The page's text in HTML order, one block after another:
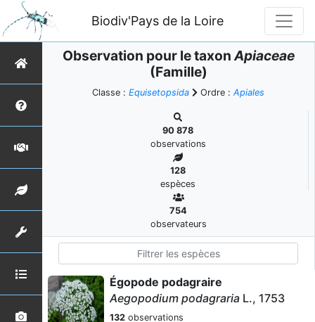
Biodiv'Pays de la Loire
Observation pour le taxonApiaceae
(Famille)
Classe : Equisetopsida Ordre : Apiales
90 878
observations
128
espèces
754
observateurs
Égopode podagraire
Aegopodium podagraria L., 1753
132 observations